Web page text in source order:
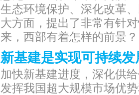
生态环境保护、深化改革
大方面，提出了非常有针
来，西部有着怎样的前景？
新基建是实现可持续
加快新基建进度，深化供
发挥我国超大规模市场优